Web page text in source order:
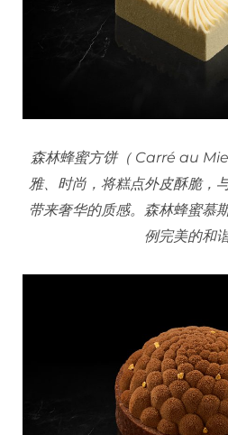
森林蜂蜜方饼（ Carré au
雅、时尚，将糕点外皮酥脆，
带来奢华的质感。森林蜂蜜慕
例完美的和谐